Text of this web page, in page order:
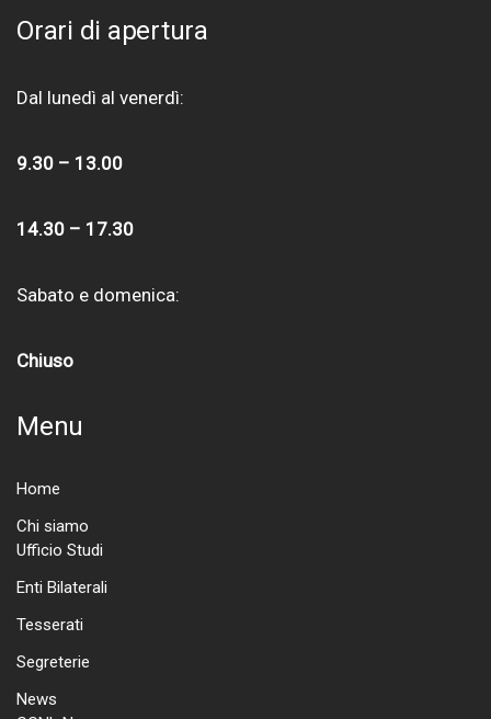
Orari di apertura
Dal lunedì al venerdì:
9.30 – 13.00
14.30 – 17.30
Sabato e domenica:
Chiuso
Menu
Home
Chi siamo
Ufficio Studi
Enti Bilaterali
Tesserati
Segreterie
News